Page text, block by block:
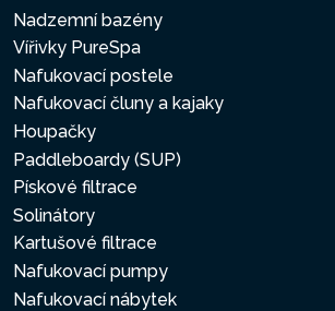
Nadzemní bazény
Vířivky PureSpa
Nafukovací postele
Nafukovací čluny a kajaky
Houpačky
Paddleboardy (SUP)
Pískové filtrace
Solinátory
Kartušové filtrace
Nafukovací pumpy
Nafukovací nábytek